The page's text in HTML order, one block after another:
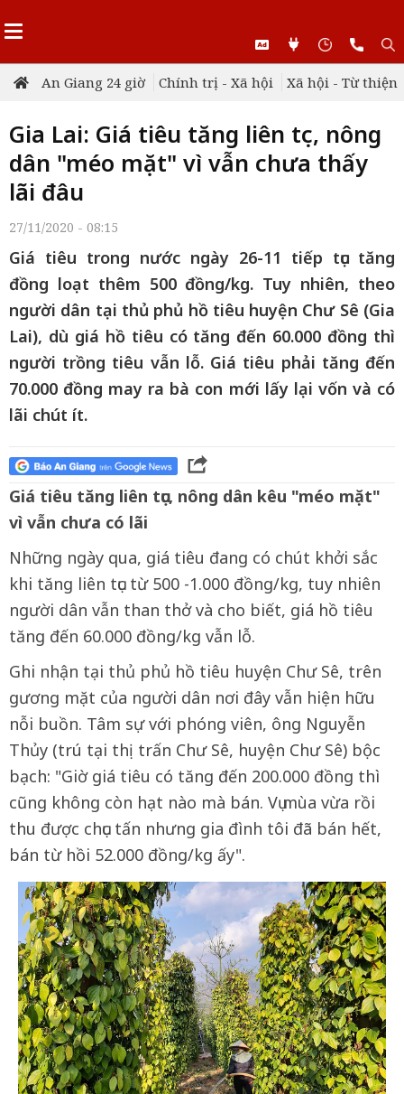
An Giang 24 giờ Chính trị - Xã hội Xã hội - Từ thiện
Gia Lai: Giá tiêu tăng liên tục, nông
dân "méo mặt" vì vẫn chưa thấy
lãi đâu
27/11/2020 - 08:15
Giá tiêu trong nước ngày 26-11 tiếp tục tăng
đồng loạt thêm 500 đồng/kg. Tuy nhiên, theo
người dân tại thủ phủ hồ tiêu huyện Chư Sê (Gia
Lai), dù giá hồ tiêu có tăng đến 60.000 đồng thì
người trồng tiêu vẫn lỗ. Giá tiêu phải tăng đến
70.000 đồng may ra bà con mới lấy lại vốn và có
lãi chút ít.
Giá tiêu tăng liên tục, nông dân kêu "méo mặt"
vì vẫn chưa có lãi
Những ngày qua, giá tiêu đang có chút khởi sắc
khi tăng liên tục từ 500 -1.000 đồng/kg, tuy nhiên
người dân vẫn than thở và cho biết, giá hồ tiêu
tăng đến 60.000 đồng/kg vẫn lỗ.
Ghi nhận tại thủ phủ hồ tiêu huyện Chư Sê, trên
gương mặt của người dân nơi đây vẫn hiện hữu
nỗi buồn. Tâm sự với phóng viên, ông Nguyễn
Thủy (trú tại thị trấn Chư Sê, huyện Chư Sê) bộc
bạch: "Giờ giá tiêu có tăng đến 200.000 đồng thì
cũng không còn hạt nào mà bán. Vụ mùa vừa rồi
thu được chục tấn nhưng gia đình tôi đã bán hết,
bán từ hồi 52.000 đồng/kg ấy".